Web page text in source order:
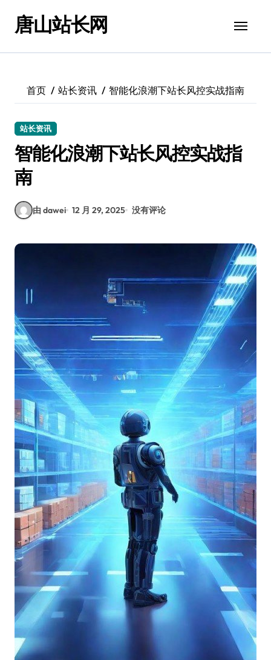
唐山站长网
首页 站长资讯 智能化浪潮下站长风控实战指南
站长资讯
智能化浪潮下站长风控实战指
南
由 dawei 12 月 29, 2025 没有评论